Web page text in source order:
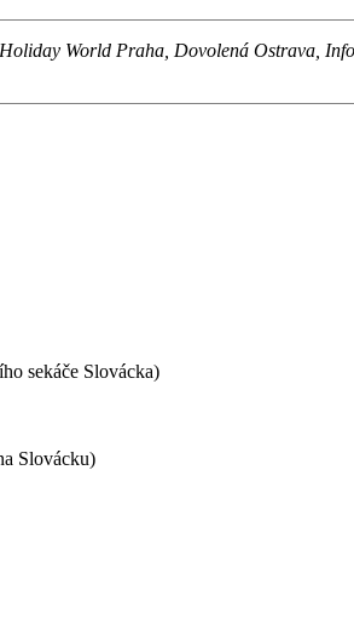
World Praha, Dovolená Ostrava,
sekáče Slovácka)
Slovácku)